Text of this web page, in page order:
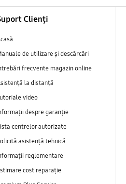
Clienți
de utilizare și descărcări
frecvente magazin online
la distanță
video
despre garanție
centrelor autorizate
asistență tehnică
reglementare
cost reparație